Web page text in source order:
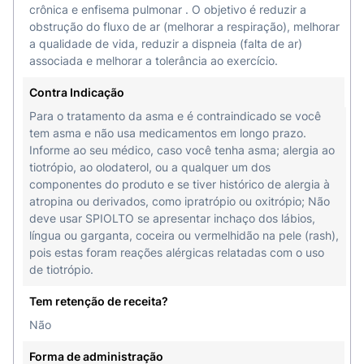
frasco no inalador e pressione sobre uma
superfície firme até ouvir o “clique”;
clique, certificando-se de que o botão cinza
está no lugar correto;
Prepare o dispositivo:
Vire a base na direção das setas até
ouvir o clique;
Abra totalmente a tampa;
Pressione o botão cinza apontando
Repita esse processo até ver uma
Após visualizar a nuvem, repita mais
crônica e enfisema pulmonar . O objetivo é reduzir a
obstrução do fluxo de ar (melhorar a respiração), melhorar
a qualidade de vida, reduzir a dispneia (falta de ar)
associada e melhorar a tolerância ao exercício.
Contra Indicação
Para o tratamento da asma e é contraindicado se você
tem asma e não usa medicamentos em longo prazo.
Informe ao seu médico, caso você tenha asma; alergia ao
tiotrópio, ao olodaterol, ou a qualquer um dos
componentes do produto e se tiver histórico de alergia à
atropina ou derivados, como ipratrópio ou oxitrópio; Não
deve usar SPIOLTO se apresentar inchaço dos lábios,
língua ou garganta, coceira ou vermelhidão na pele (rash),
pois estas foram reações alérgicas relatadas com o uso
de tiotrópio.
Tem retenção de receita?
Não
Forma de administração